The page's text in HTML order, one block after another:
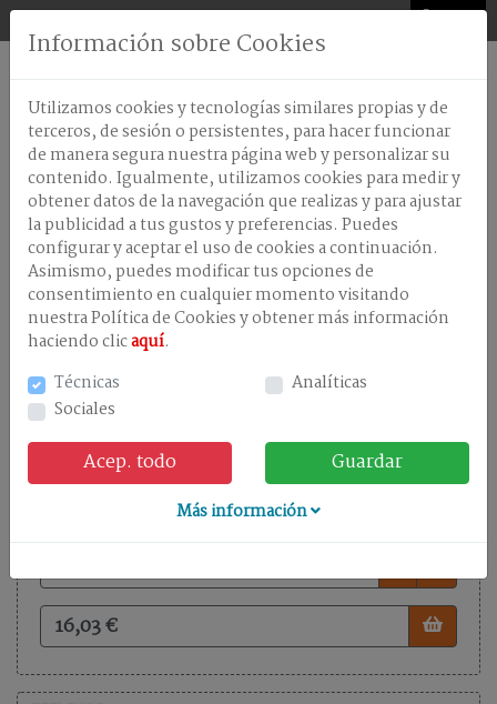
ANTISEPTICOS-
DESINFECTANTES
CELULOSA
DISPENSADORES
LAVANDERÃA
LAVAVAJILLA
MAQUINA
LAVAVAJILLAS
MANUAL
LIMPIEZA
GENERAL
TRATAMIENTOS
Nuestros productos
CEL.IND ECOLOGICA 2C GOF. 3,5KgsF/2U P/U
Ref. 01710031 Stock:
Información sobre Cookies
Utilizamos cookies y tecnologías similares propias y de
terceros, de sesión o persistentes, para hacer funcionar
de manera segura nuestra página web y personalizar su
contenido. Igualmente, utilizamos cookies para medir y
obtener datos de la navegación que realizas y para ajustar
la publicidad a tus gustos y preferencias. Puedes
configurar y aceptar el uso de cookies a continuación.
Asimismo, puedes modificar tus opciones de
consentimiento en cualquier momento visitando
nuestra Política de Cookies y obtener más información
haciendo clicaquí.
Técnicas
Analíticas
Sociales
Acep. todo Guardar
Más información